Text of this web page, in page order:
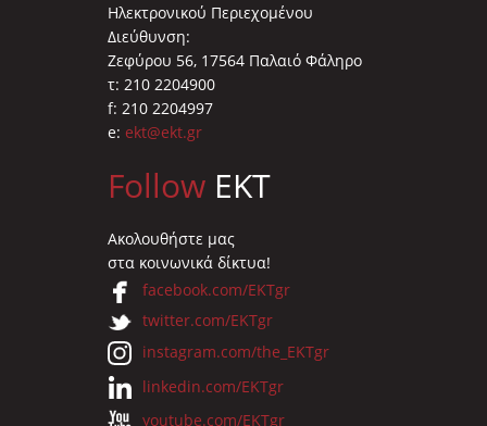
Ηλεκτρονικού Περιεχομένου
Διεύθυνση:
Ζεφύρου 56, 17564 Παλαιό Φάληρο
τ: 210 2204900
f: 210 2204997
e: ekt@ekt.gr
Follow EKT
Ακολουθήστε μας
στα κοινωνικά δίκτυα!
facebook.com/EKTgr
twitter.com/EKTgr
instagram.com/the_EKTgr
linkedin.com/EKTgr
youtube.com/EKTgr